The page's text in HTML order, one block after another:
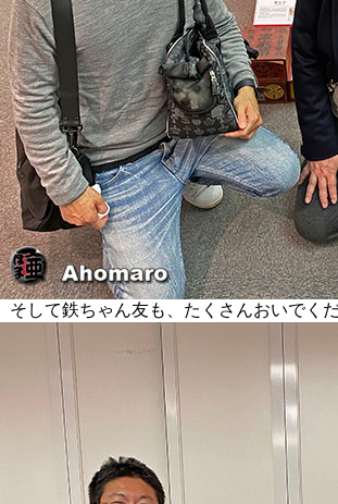
そして鉄ちゃん友も、たくさんおいでく